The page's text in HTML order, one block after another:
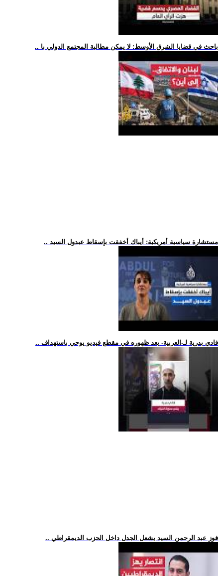
.. باحث في قضايا الشرق الأوسط: لا يمكن مطالبة المجتمع الدولي با
.. مستشارة سياسية أمريكية: أيباك أخفقت بإسقاط عبدول السيد
.. فادي بدرية لـ-العربية- بعد ظهوره في مقطع فيديو يوحي باستهداف
.. فوز عبد الرحمن السيد يشعل الجدل داخل الحزب الديمقراطي